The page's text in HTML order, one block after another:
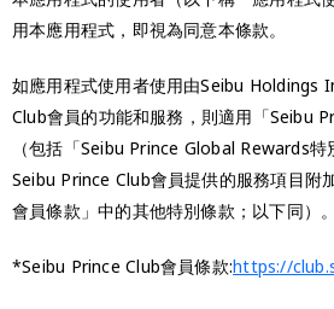
用本應用程式，即視為同意本條款。
如應用程式使用者使用由Seibu Holdings
Club會員的功能和服務，則適用「Seibu
（包括「Seibu Prince Global Rewards
Seibu Prince Club會員提供的服務項目附
會員條款」中的其他特別條款；以下同）。
*Seibu Prince Club會員條款:https://